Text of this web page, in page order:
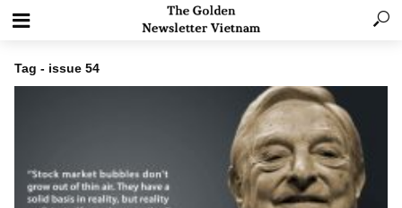
Tag - issue 54